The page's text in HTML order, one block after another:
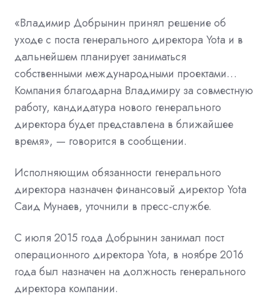
«Владимир Добрынин принял решение об
уходе с поста генерального директора Yota и в
дальнейшем планирует заниматься
собственными международными проектами…
Компания благодарна Владимиру за совместную
работу, кандидатура нового генерального
директора будет представлена в ближайшее
время», — говорится в сообщении.
Исполняющим обязанности генерального
директора назначен финансовый директор Yota
Саид Мунаев, уточнили в пресс-службе.
С июля 2015 года Добрынин занимал пост
операционного директора Yota, в ноябре 2016
года был назначен на должность генерального
директора компании.